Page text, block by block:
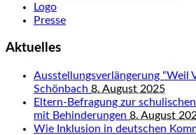
Logo
Presse
Aktuelles
Ausstellungsverlängerung “Weil
Schönbach 8. August 2025
Eltern-Befragung zur
mit Behinderungen 8. August
Wie Inklusion in deutschen